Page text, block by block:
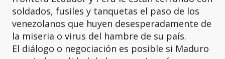
soldados, fusiles y tanquetas el paso de los
venezolanos que huyen desesperadamente de
la miseria o virus del hambre de su país.
El diálogo o negociación es posible si Maduro